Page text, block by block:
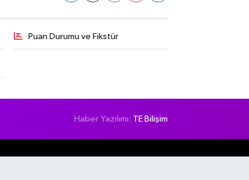
Puan Durumu ve Fikstür
Haber Yazılımı: TE Bilişim